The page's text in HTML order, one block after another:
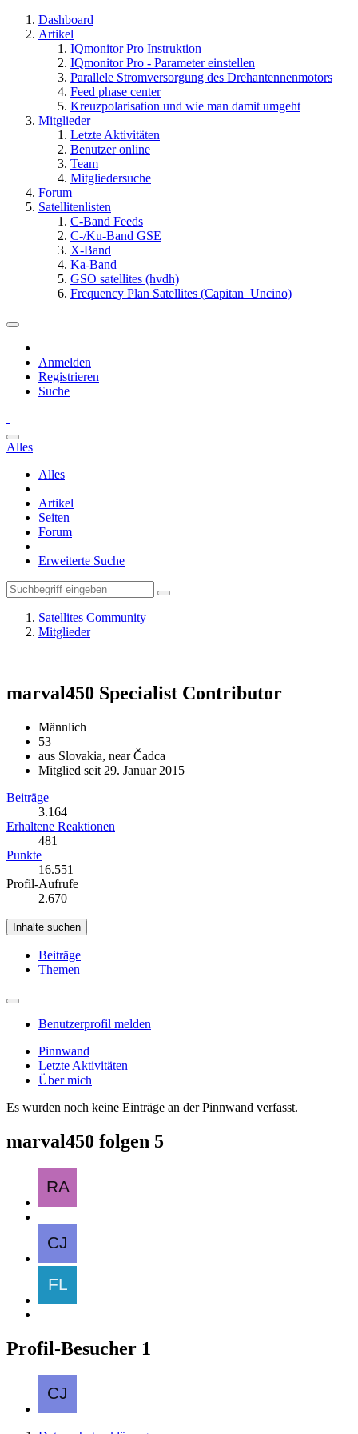
Dashboard
Artikel
IQmonitor Pro Instruktion
IQmonitor Pro - Parameter einstellen
Parallele Stromversorgung des Drehantennenmotors
Feed phase center
Kreuzpolarisation und wie man damit umgeht
Mitglieder
Letzte Aktivitäten
Benutzer online
Team
Mitgliedersuche
Forum
Satellitenlisten
C-Band Feeds
C-/Ku-Band GSE
X-Band
Ka-Band
GSO satellites (hvdh)
Frequency Plan Satellites (Capitan_Uncino)
Anmelden
Registrieren
Suche
Alles
Alles
Artikel
Seiten
Forum
Erweiterte Suche
Satellites Community
Mitglieder
marval450 Specialist Contributor
Männlich
53
aus Slovakia, near Čadca
Mitglied seit 29. Januar 2015
Beiträge
3.164
Erhaltene Reaktionen
481
Punkte
16.551
Profil-Aufrufe
2.670
Inhalte suchen
Beiträge
Themen
Benutzerprofil melden
Pinnwand
Letzte Aktivitäten
Über mich
Es wurden noch keine Einträge an der Pinnwand verfasst.
marval450 folgen 5
Profil-Besucher 1